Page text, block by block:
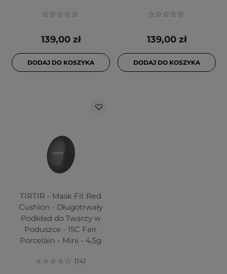
139,00 zł
DODAJ DO KOSZYKA
139,00 zł
DODAJ DO KOSZYKA
TIRTIR - Mask Fit Red
Cushion - Długotrwały
Podkład do Twarzy w
Poduszce - 15C Fair
Porcelain - Mini - 4,5g
14